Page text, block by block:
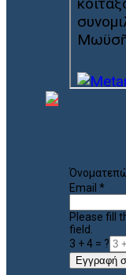
Email *
Please fill
field.
3 + 4 = ?
Εγγραφή